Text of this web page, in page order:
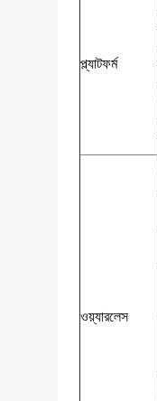
প্ল্যাটফর্ম
ওয়্যারলেস